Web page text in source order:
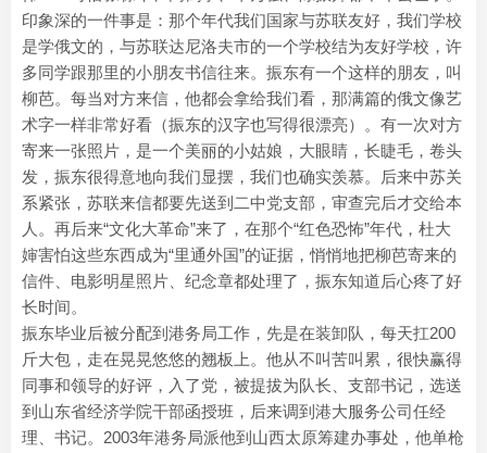
印象深的一件事是：那个年代我们国家与苏联友好，我们学校
是学俄文的，与苏联达尼洛夫市的一个学校结为友好学校，许
多同学跟那里的小朋友书信往来。振东有一个这样的朋友，叫
柳芭。每当对方来信，他都会拿给我们看，那满篇的俄文像艺
术字一样非常好看（振东的汉字也写得很漂亮）。有一次对方
寄来一张照片，是一个美丽的小姑娘，大眼睛，长睫毛，卷头
发，振东很得意地向我们显摆，我们也确实羡慕。后来中苏关
系紧张，苏联来信都要先送到二中党支部，审查完后才交给本
人。再后来“文化大革命”来了，在那个“红色恐怖”年代，杜大
婶害怕这些东西成为“里通外国”的证据，悄悄地把柳芭寄来的
信件、电影明星照片、纪念章都处理了，振东知道后心疼了好
长时间。
振东毕业后被分配到港务局工作，先是在装卸队，每天扛200
斤大包，走在晃晃悠悠的翘板上。他从不叫苦叫累，很快赢得
同事和领导的好评，入了党，被提拔为队长、支部书记，选送
到山东省经济学院干部函授班，后来调到港大服务公司任经
理、书记。2003年港务局派他到山西太原筹建办事处，他单枪